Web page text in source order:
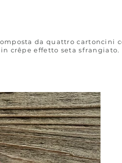
da quattro cartoncini
crêpe effetto seta sfrangiato.